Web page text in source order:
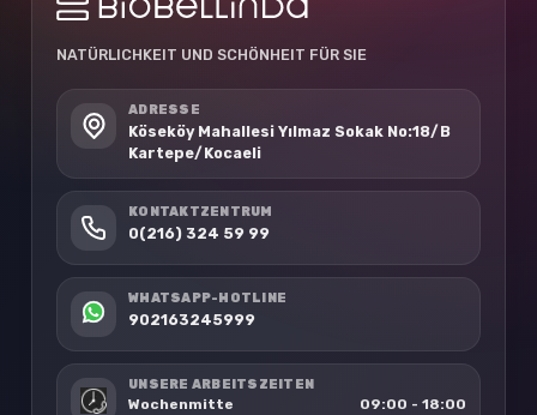
NATÜRLICHKEIT UND SCHÖNHEIT FÜR SIE
ADRESSE
Köseköy Mahallesi Yılmaz Sokak No:18/B
Kartepe/Kocaeli
KONTAKTZENTRUM
0(216) 324 59 99
WHATSAPP-HOTLINE
902163245999
UNSERE ARBEITSZEITEN
Wochenmitte
09:00 - 18:00